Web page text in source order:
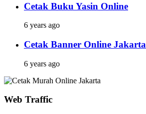
Cetak Buku Yasin Online
6 years ago
Cetak Banner Online Jakarta
6 years ago
Web Traffic